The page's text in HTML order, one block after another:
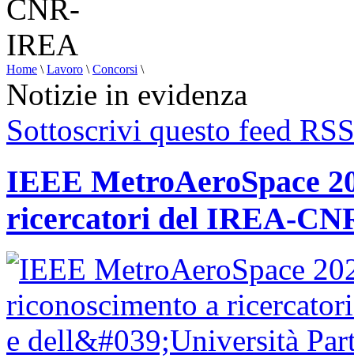
Home \ Lavoro \ Concorsi \
Notizie in evidenza
Sottoscrivi questo feed RSS
IEEE MetroAeroSpace
ricercatori del IREA-